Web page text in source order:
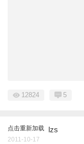
12824 5
点击重新加载 lzs
2011-10-17